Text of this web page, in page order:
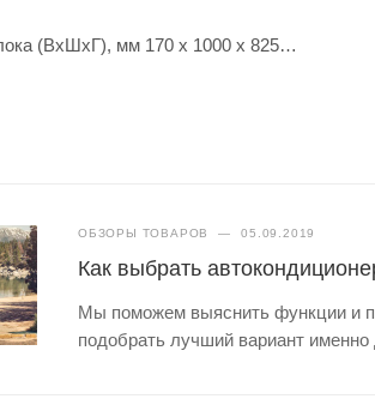
(ВхШхГ), мм 170 х 1000 х 825
ОБЗОРЫ ТОВАРОВ — 05.09.2019
Как выбрать
Мы поможем выяснить функции и
подобрать лучший вариант